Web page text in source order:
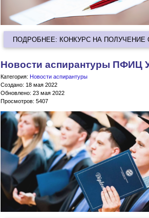
ПОДРОБНЕЕ: КОНКУРС НА
Новости аспирантуры ПФИЦ
Категория: Новости аспирантуры
Создано: 18 мая 2022
Обновлено: 23 мая 2022
Просмотров: 5407